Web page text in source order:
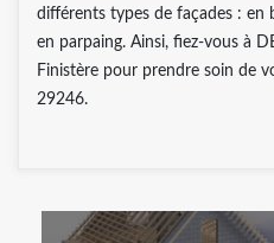
différents types de façades : en
en parpaing. Ainsi, fiez-vous à
Finistère pour prendre soin de
29246.